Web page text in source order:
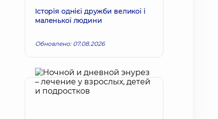
Історія однієї дружби великої і
маленької людини
Обновлено: 07.08.2026